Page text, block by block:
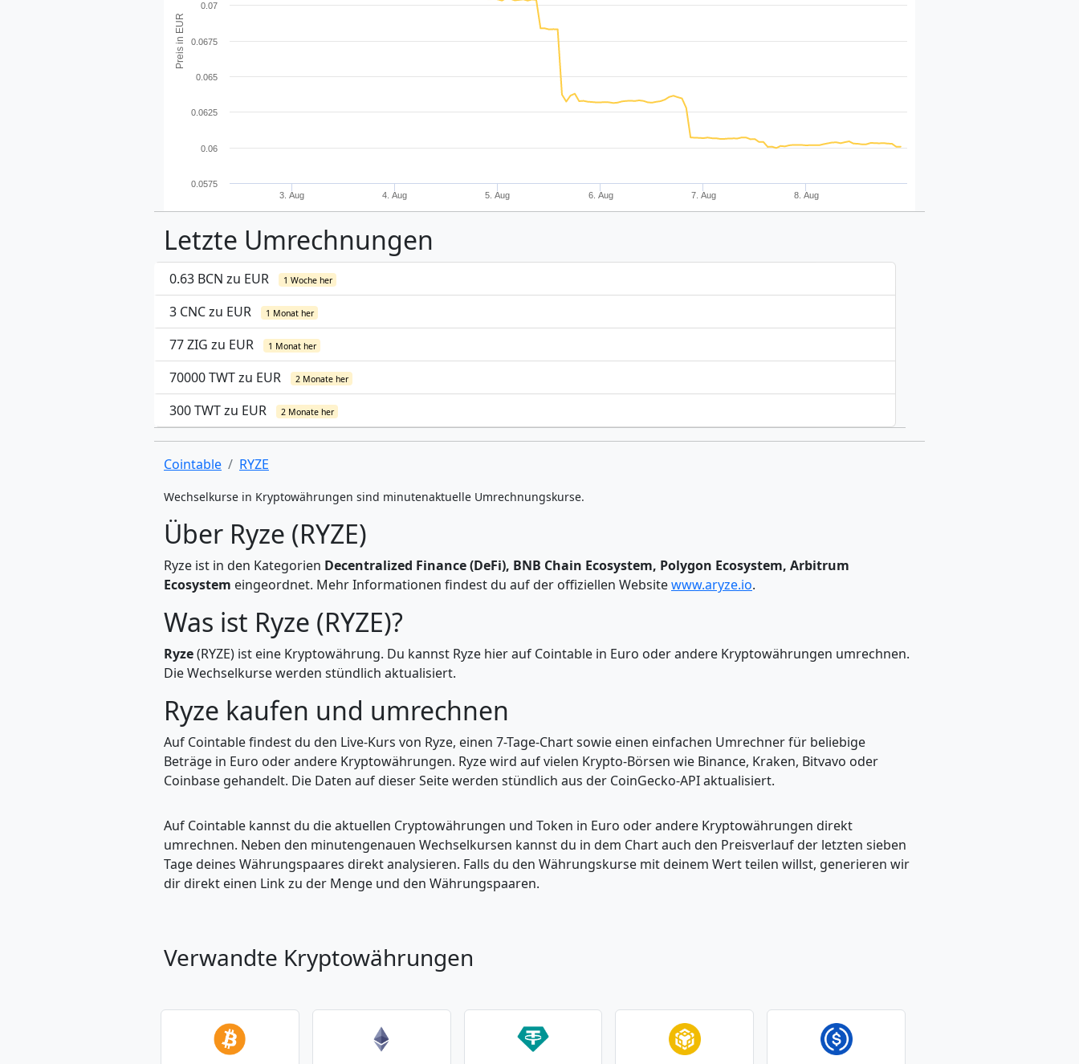
Preis in EUR
3. Aug 4. Aug 5. Aug 6. Aug 7. Aug 8. Aug
0.0575
0.06
0.0625
0.065
0.0675
0.07
Letzte Umrechnungen
0.63 BCN zu EUR 1 Woche her
3 CNC zu EUR 1 Monat her
77 ZIG zu EUR 1 Monat her
70000 TWT zu EUR 2 Monate her
300 TWT zu EUR 2 Monate her
Cointable RYZE
Wechselkurse in Kryptowährungen sind minutenaktuelle Umrechnungskurse.
Über Ryze (RYZE)
Ryze ist in den Kategorien Decentralized Finance (DeFi), BNB Chain Ecosystem, Polygon Ecosystem, Arbitrum
Ecosystem eingeordnet. Mehr Informationen findest du auf der offiziellen Websitewww.aryze.io.
Was ist Ryze (RYZE)?
Ryze(RYZE) ist eine Kryptowährung. Du kannst Ryze hier auf Cointable in Euro oder andere Kryptowährungen umrechnen.
Die Wechselkurse werden stündlich aktualisiert.
Ryze kaufen und umrechnen
Auf Cointable findest du den Live-Kurs von Ryze, einen 7-Tage-Chart sowie einen einfachen Umrechner für beliebige
Beträge in Euro oder andere Kryptowährungen. Ryze wird auf vielen Krypto-Börsen wie Binance, Kraken, Bitvavo oder
Coinbase gehandelt. Die Daten auf dieser Seite werden stündlich aus der CoinGecko-API aktualisiert.
Auf Cointable kannst du die aktuellen Cryptowährungen und Token in Euro oder andere Kryptowährungen direkt
umrechnen. Neben den minutengenauen Wechselkursen kannst du in dem Chart auch den Preisverlauf der letzten sieben
Tage deines Währungspaares direkt analysieren. Falls du den Währungskurse mit deinem Wert teilen willst, generieren wir
dir direkt einen Link zu der Menge und den Währungspaaren.
Verwandte Kryptowährungen